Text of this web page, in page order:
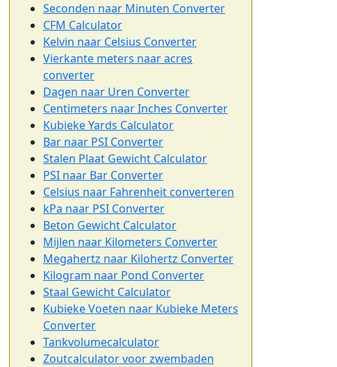
Seconden naar Minuten Converter
CFM Calculator
Kelvin naar Celsius Converter
Vierkante meters naar acres
converter
Dagen naar Uren Converter
Centimeters naar Inches Converter
Kubieke Yards Calculator
Bar naar PSI Converter
Stalen Plaat Gewicht Calculator
PSI naar Bar Converter
Celsius naar Fahrenheit converteren
kPa naar PSI Converter
Beton Gewicht Calculator
Mijlen naar Kilometers Converter
Megahertz naar Kilohertz Converter
Kilogram naar Pond Converter
Staal Gewicht Calculator
Kubieke Voeten naar Kubieke Meters
Converter
Tankvolumecalculator
Zoutcalculator voor zwembaden